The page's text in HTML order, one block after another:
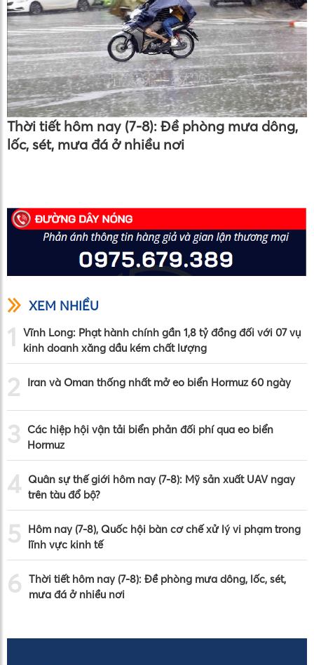
Thời tiết hôm nay (7-8): Đề phòng mưa dông,
lốc, sét, mưa đá ở nhiều nơi
XEM NHIỀU
1
Vĩnh Long: Phạt hành chính gần 1,8 tỷ đồng đối với 07 vụ
kinh doanh xăng dầu kém chất lượng
2 Iran và Oman thống nhất mở eo biển Hormuz 60 ngày
3 Các hiệp hội vận tải biển phản đối phí qua eo biển
Hormuz
4 Quân sự thế giới hôm nay (7-8): Mỹ sản xuất UAV ngay
trên tàu đổ bộ?
5
Hôm nay (7-8), Quốc hội bàn cơ chế xử lý vi phạm trong
lĩnh vực kinh tế
6 Thời tiết hôm nay (7-8): Đề phòng mưa dông, lốc, sét,
mưa đá ở nhiều nơi